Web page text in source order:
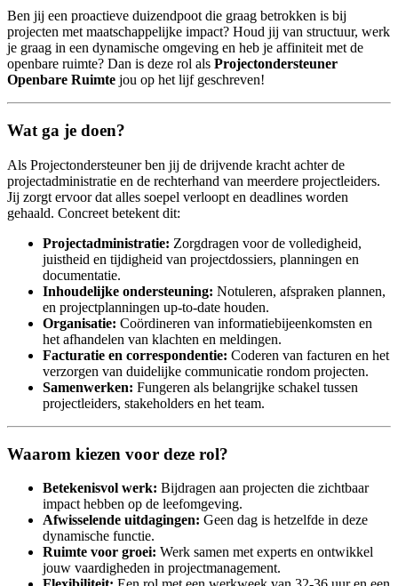
Ben jij een proactieve duizendpoot die graag betrokken is bij
projecten met maatschappelijke impact? Houd jij van structuur, werk
je graag in een dynamische omgeving en heb je affiniteit met de
openbare ruimte? Dan is deze rol als Projectondersteuner
Openbare Ruimte jou op het lijf geschreven!
Wat ga je doen?
Als Projectondersteuner ben jij de drijvende kracht achter de
projectadministratie en de rechterhand van meerdere projectleiders.
Jij zorgt ervoor dat alles soepel verloopt en deadlines worden
gehaald. Concreet betekent dit:
Projectadministratie: Zorgdragen voor de volledigheid,
juistheid en tijdigheid van projectdossiers, planningen en
documentatie.
Inhoudelijke ondersteuning: Notuleren, afspraken plannen,
en projectplanningen up-to-date houden.
Organisatie: Coördineren van informatiebijeenkomsten en
het afhandelen van klachten en meldingen.
Facturatie en correspondentie: Coderen van facturen en het
verzorgen van duidelijke communicatie rondom projecten.
Samenwerken: Fungeren als belangrijke schakel tussen
projectleiders, stakeholders en het team.
Waarom kiezen voor deze rol?
Betekenisvol werk: Bijdragen aan projecten die zichtbaar
impact hebben op de leefomgeving.
Afwisselende uitdagingen: Geen dag is hetzelfde in deze
dynamische functie.
Ruimte voor groei: Werk samen met experts en ontwikkel
jouw vaardigheden in projectmanagement.